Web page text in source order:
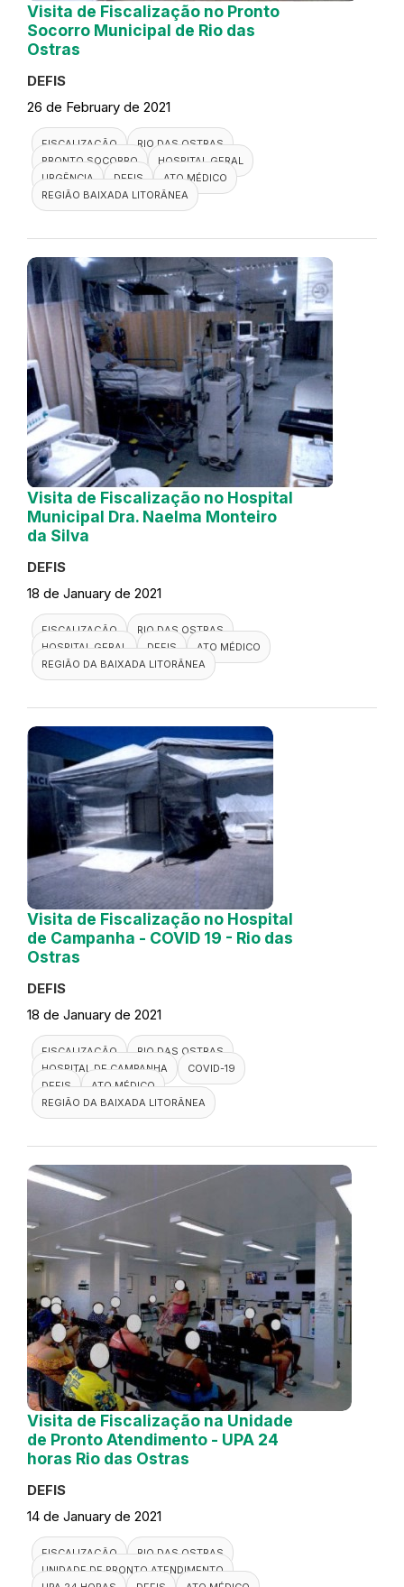
Visita de Fiscalização no Pronto
Socorro Municipal de Rio das
Ostras
DEFIS
26 de February de 2021
FISCALIZAÇÃO
RIO DAS OSTRAS
PRONTO SOCORRO
HOSPITAL GERAL
URGÊNCIA
DEFIS
ATO MÉDICO
REGIÃO BAIXADA LITORÂNEA
Visita de Fiscalização no Hospital
Municipal Dra. Naelma Monteiro
da Silva
DEFIS
18 de January de 2021
FISCALIZAÇÃO
RIO DAS OSTRAS
HOSPITAL GERAL
DEFIS
ATO MÉDICO
REGIÃO DA BAIXADA LITORÂNEA
Visita de Fiscalização no Hospital
de Campanha - COVID 19 - Rio das
Ostras
DEFIS
18 de January de 2021
FISCALIZAÇÃO
RIO DAS OSTRAS
HOSPITAL DE CAMPANHA
COVID-19
DEFIS
ATO MÉDICO
REGIÃO DA BAIXADA LITORÂNEA
Visita de Fiscalização na Unidade
de Pronto Atendimento - UPA 24
horas Rio das Ostras
DEFIS
14 de January de 2021
FISCALIZAÇÃO
RIO DAS OSTRAS
UNIDADE DE PRONTO ATENDIMENTO